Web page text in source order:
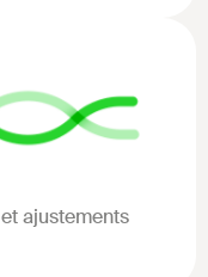
ajustements